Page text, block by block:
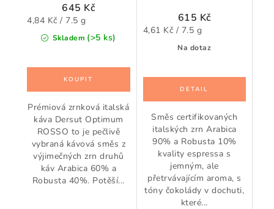
Skladem (>5 ks)
645 Kč
Měrná
cena:
4,84 Kč / 7.5 g
Prémiová zrnková italská
káva Dersut Optimum
ROSSO to je pečlivě
vybraná kávová směs z
výjimečných zrn druhů
káv Arabica 60% a
Robusta 40%. Potěší...
Na dotaz
615 Kč
Měrná
4,61 Kč / 7.5 g
Směs certifikovaných
italských zrn Arabica
90% a Robusta 10%
kvality espressa s
jemným, ale
přetrvávajícím aroma, s
tóny čokolády v dochuti,
které...